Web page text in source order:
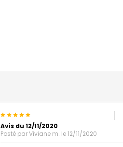
5
Avis du 12/11/2020
Posté parViviane m. le 12/11/2020